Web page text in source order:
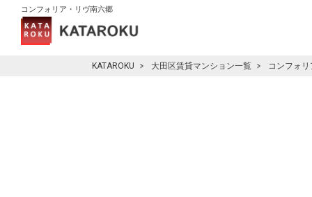
コンフォリア・リヴ南六郷
KATAROKU 大田区賃貸マンション一覧 コンフォ